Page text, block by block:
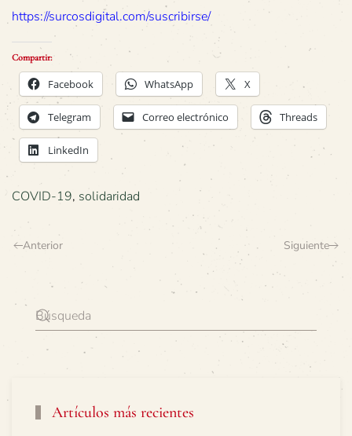
https://surcosdigital.com/suscribirse/
Compartir:
Facebook WhatsApp X
Telegram Correo electrónico Threads
LinkedIn
COVID-19, solidaridad
Anterior Siguiente
Artículos más recientes